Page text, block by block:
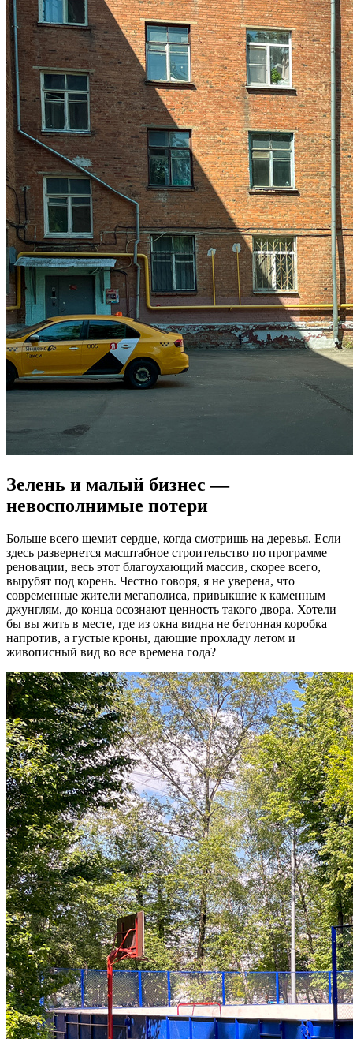
Зелень и малый бизнес —
невосполнимые потери
Больше всего щемит сердце, когда смотришь на деревья. Если
здесь развернется масштабное строительство по программе
реновации, весь этот благоухающий массив, скорее всего,
вырубят под корень. Честно говоря, я не уверена, что
современные жители мегаполиса, привыкшие к каменным
джунглям, до конца осознают ценность такого двора. Хотели
бы вы жить в месте, где из окна видна не бетонная коробка
напротив, а густые кроны, дающие прохладу летом и
живописный вид во все времена года?